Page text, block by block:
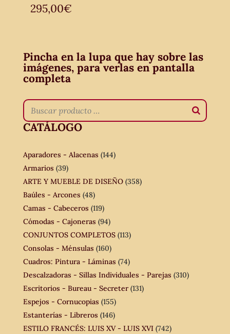
295,00€
Pincha en la lupa que hay sobre las
imágenes, para verlas en pantalla
completa
CATÁLOGO
Aparadores - Alacenas (144)
Armarios (39)
ARTE Y MUEBLE DE DISEÑO (358)
Baúles - Arcones (48)
Camas - Cabeceros (119)
Cómodas - Cajoneras (94)
CONJUNTOS COMPLETOS (113)
Consolas - Ménsulas (160)
Cuadros: Pintura - Láminas (74)
Descalzadoras - Sillas Individuales - Parejas (310)
Escritorios - Bureau - Secreter (131)
Espejos - Cornucopias (155)
Estanterías - Libreros (146)
ESTILO FRANCÉS: LUIS XV - LUIS XVI (742)